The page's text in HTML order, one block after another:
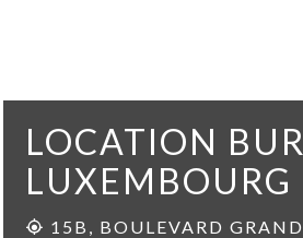
LOCATION
LUXEMBOURG
15B, BOULEVARD